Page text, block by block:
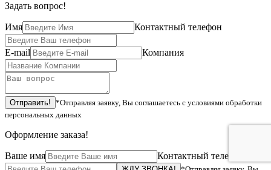
Задать вопрос!
Имя Контактный телефон
E-mail Компания
*Отправляя заявку, Вы соглашаетесь с условиями обработки
персональных данных
Оформление заказа!
Ваше имя Контактный телефон